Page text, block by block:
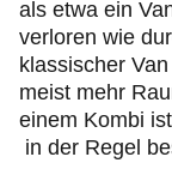
als etwa ein
verloren wie
klassischer
meist mehr
einem Kombi
in der Regel